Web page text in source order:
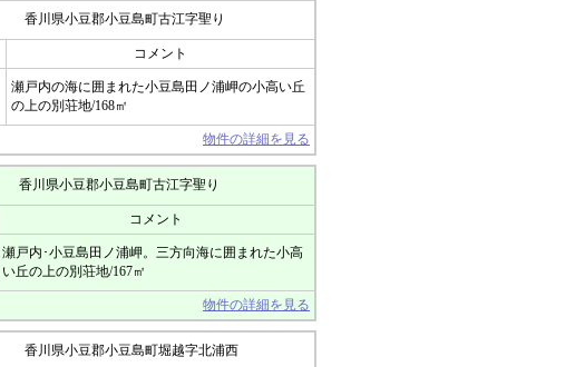
香川県小豆郡小豆島町古江字聖り
コメント
瀬戸内の海に囲まれた小豆島田ノ浦岬の小高い丘
の上の別荘地/168㎡
物件の詳細を見る
香川県小豆郡小豆島町古江字聖り
コメント
瀬戸内･小豆島田ノ浦岬。三方向海に囲まれた小高
い丘の上の別荘地/167㎡
物件の詳細を見る
香川県小豆郡小豆島町堀越字北浦西